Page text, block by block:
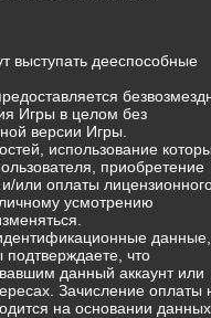
выступать дееспособные
Игры в целом без
версии Игры.
использование
приобретение
или оплаты
усмотрению
данные,
подтверждаете, что
данный аккаунт или
Зачисление оплаты
на основании данных,